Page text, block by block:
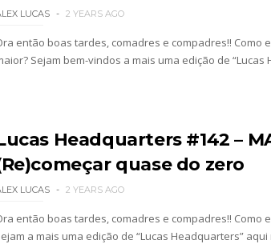
perto de interromper combate de
sem Brie Bella
All In
no México revelado
LUCAS 2 YEARS AGO
então boas tardes, comadres e compadres!! Como
Sejam bem-vindos a mais uma edição de “Lucas
Headquarters #142 –
quase do zero
LUCAS 2 YEARS AGO
então boas tardes, comadres e compadres!! Como
a mais uma edição de “Lucas Headquarters” aqui